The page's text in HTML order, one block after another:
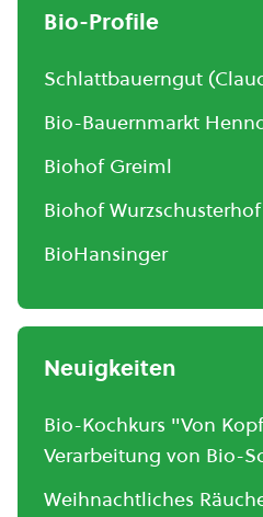
Bio-Profile
Schlattbauerngut
Bio-Bauernmarkt
Biohof Greiml
Biohof Wurzschusterhof
BioHansinger
Neuigkeiten
Bio-Kochkurs "Von
Verarbeitung von Bio-
Weihnachtliches